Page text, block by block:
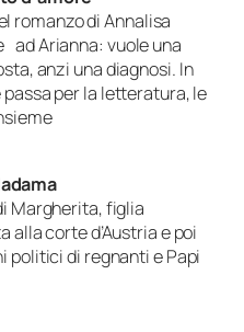
romanzo di Annalisa
ad Arianna: vuole una
anzi una diagnosi. In
per la letteratura, le
Margherita, figlia
alla corte d’Austria e poi
politici di regnanti e Papi